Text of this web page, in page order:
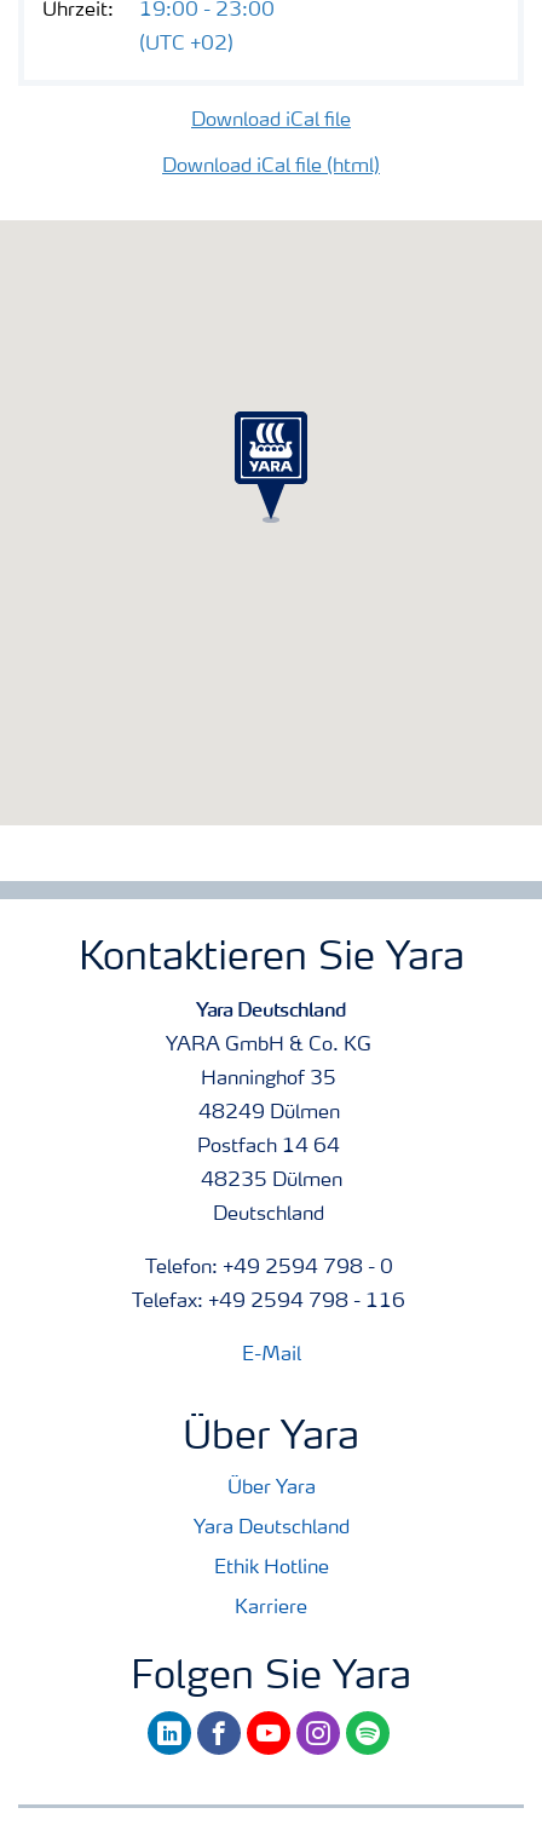
Uhrzeit:
19:00 - 23:00
(UTC +02)
Download iCal file
Download iCal file (html)
Kontaktieren Sie Yara
Yara Deutschland
YARA GmbH & Co. KG
Hanninghof 35
48249 Dülmen
Postfach 14 64
48235 Dülmen
Deutschland
Telefon: +49 2594 798 - 0
Telefax: +49 2594 798 - 116
E-Mail
Über Yara
Über Yara
Yara Deutschland
Ethik Hotline
Karriere
Folgen Sie Yara
linkedinfacebookyoutubeinstagram
spotify